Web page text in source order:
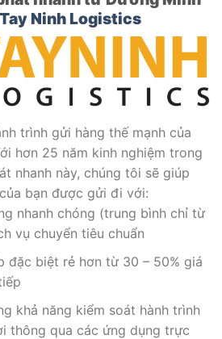
Tay Ninh Logistics
trình gửi hàng thế mạnh của
hơn 25 năm kinh nghiệm trong
nhanh này, chúng tôi sẽ giúp
bạn được gửi đi với:
nhanh chóng (trung bình chỉ từ
vụ chuyển tiêu chuẩn
đặc biệt rẻ hơn từ 30 – 50% giá
khả năng kiểm soát hành trình
thông qua các ứng dụng trực